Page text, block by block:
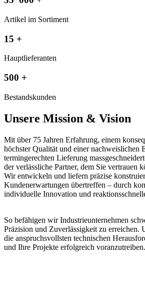
Artikel im Sortiment
15 +
Hauptlieferanten
500 +
Bestandskunden
Unsere Mission & Vision
Mit über 75 Jahren Erfahrung, einem
höchster Qualität und einer nachweislichen
termingerechten Lieferung
der verlässliche Partner, dem Sie vertrauen
Wir entwickeln und liefern präzise
Kundenerwartungen übertreffen – durch
individuelle Innovation und
So befähigen wir Industrieunternehmen
Präzision und Zuverlässigkeit zu erreichen.
die anspruchsvollsten technischen
und Ihre Projekte erfolgreich voranzutreiben.